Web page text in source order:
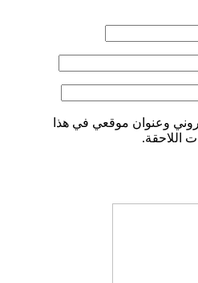
وعنوان موقعي في هذا
اللاحقة.